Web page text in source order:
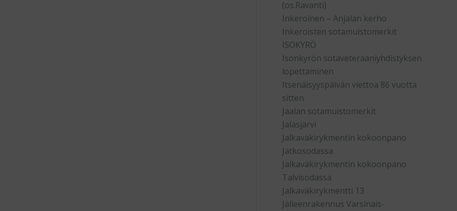
(os.Ravanti)
Inkeroinen – Anjalan kerho
Inkeroisten sotamuistomerkit
ISOKYRÖ
Isonkyrön sotaveteraaniyhdistyksen
lopettaminen
Itsenäisyyspäivän viettoa 86 vuotta
sitten
Jaalan sotamuistomerkit
Jalasjärvi
Jalkaväkirykmentin kokoonpano
Jatkosodassa
Jalkaväkirykmentin kokoonpano
Talvisodassa
Jalkaväkirykmentti 13
Jälleenrakennus Varsinais-